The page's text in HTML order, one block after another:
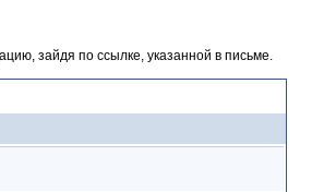
зайдя по ссылке, указанной в письме.